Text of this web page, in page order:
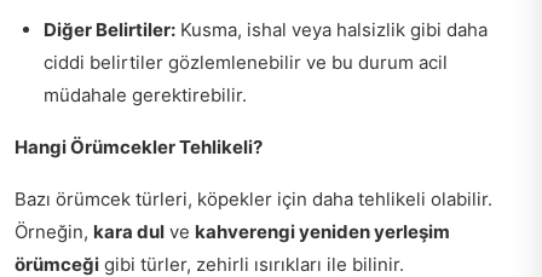
Diğer Belirtiler: Kusma, ishal veya halsizlik gibi daha
ciddi belirtiler gözlemlenebilir ve bu durum acil
müdahale gerektirebilir.
Hangi Örümcekler Tehlikeli?
Bazı örümcek türleri, köpekler için daha tehlikeli olabilir.
Örneğin, kara dul ve kahverengi yeniden yerleşim
örümceği gibi türler, zehirli ısırıkları ile bilinir.